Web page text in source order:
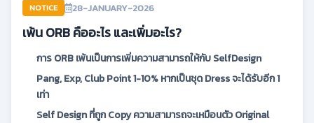
NOTICE 28-JANUARY-2026
เพ้น ORB คืออะไร และเพิ่มอะไร?
การ ORB เพ้นเป็นการเพิ่มความสามารถให้กับ SelfDesign
Pang, Exp, Club Point 1-10% หากเป็นชุด Dress จะได้รับอีก 1
เท่า
Self Design ที่ถูก Copy ความสามารถจะเหมือนตัว Original